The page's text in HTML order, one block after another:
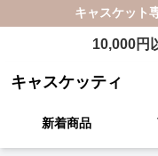
キャスケット
10,000円
キャスケッティ
新着商品